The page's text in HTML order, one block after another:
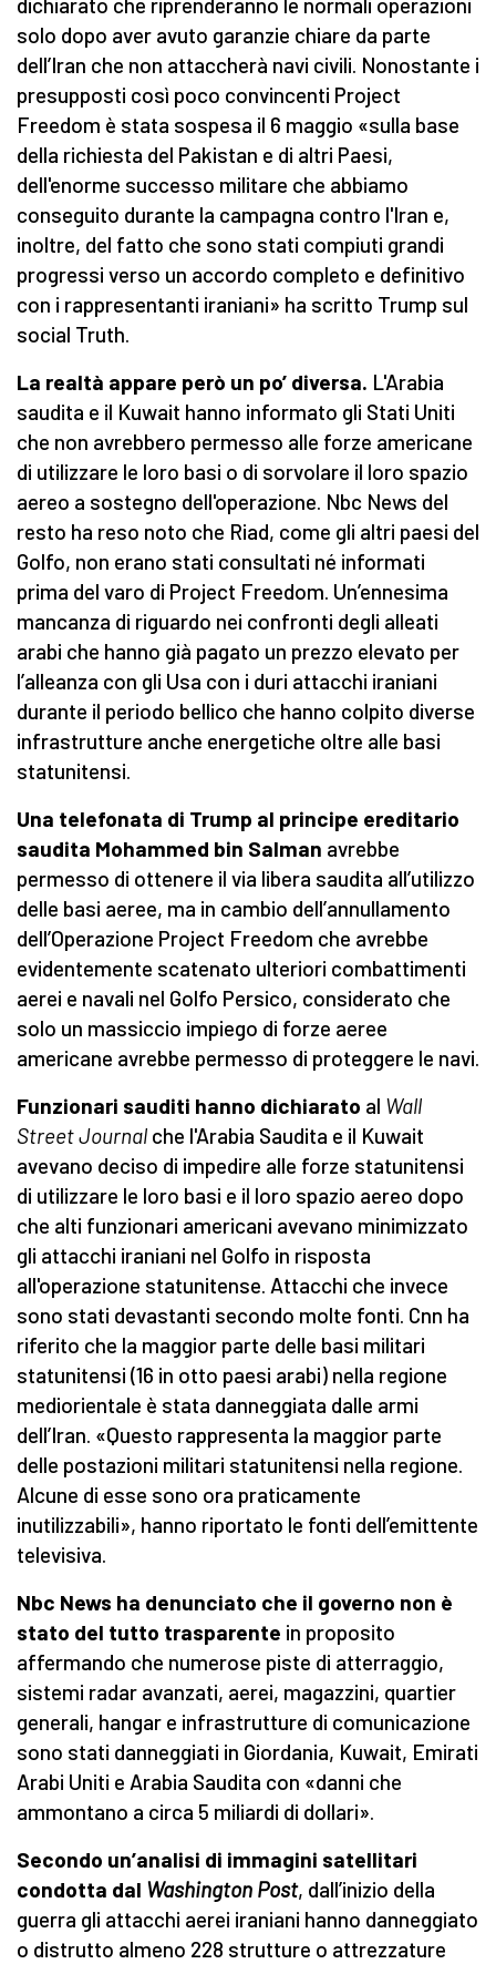
dichiarato che riprenderanno le normali operazioni
solo dopo aver avuto garanzie chiare da parte
dell’Iran che non attaccherà navi civili. Nonostante i
presupposti così poco convincenti Project
Freedom è stata sospesa il 6 maggio «sulla base
della richiesta del Pakistan e di altri Paesi,
dell'enorme successo militare che abbiamo
conseguito durante la campagna contro l'Iran e,
inoltre, del fatto che sono stati compiuti grandi
progressi verso un accordo completo e definitivo
con i rappresentanti iraniani» ha scritto Trump sul
social Truth.
La realtà appare però un po’ diversa. L'Arabia
saudita e il Kuwait hanno informato gli Stati Uniti
che non avrebbero permesso alle forze americane
di utilizzare le loro basi o di sorvolare il loro spazio
aereo a sostegno dell'operazione. Nbc News del
resto ha reso noto che Riad, come gli altri paesi del
Golfo, non erano stati consultati né informati
prima del varo di Project Freedom. Un’ennesima
mancanza di riguardo nei confronti degli alleati
arabi che hanno già pagato un prezzo elevato per
l’alleanza con gli Usa con i duri attacchi iraniani
durante il periodo bellico che hanno colpito diverse
infrastrutture anche energetiche oltre alle basi
statunitensi.
Una telefonata di Trump al principe ereditario
saudita Mohammed bin Salman avrebbe
permesso di ottenere il via libera saudita all’utilizzo
delle basi aeree, ma in cambio dell’annullamento
dell’Operazione Project Freedom che avrebbe
evidentemente scatenato ulteriori combattimenti
aerei e navali nel Golfo Persico, considerato che
solo un massiccio impiego di forze aeree
americane avrebbe permesso di proteggere le navi.
Funzionari sauditi hanno dichiarato al Wall
Street Journal che l'Arabia Saudita e il Kuwait
avevano deciso di impedire alle forze statunitensi
di utilizzare le loro basi e il loro spazio aereo dopo
che alti funzionari americani avevano minimizzato
gli attacchi iraniani nel Golfo in risposta
all'operazione statunitense. Attacchi che invece
sono stati devastanti secondo molte fonti. Cnn ha
riferito che la maggior parte delle basi militari
statunitensi (16 in otto paesi arabi) nella regione
mediorientale è stata danneggiata dalle armi
dell’Iran. «Questo rappresenta la maggior parte
delle postazioni militari statunitensi nella regione.
Alcune di esse sono ora praticamente
inutilizzabili», hanno riportato le fonti dell’emittente
televisiva.
Nbc News ha denunciato che il governo non è
stato del tutto trasparente in proposito
affermando che numerose piste di atterraggio,
sistemi radar avanzati, aerei, magazzini, quartier
generali, hangar e infrastrutture di comunicazione
sono stati danneggiati in Giordania, Kuwait, Emirati
Arabi Uniti e Arabia Saudita con «danni che
ammontano a circa 5 miliardi di dollari».
Secondo un’analisi di immagini satellitari
condotta dal Washington Post, dall’inizio della
guerra gli attacchi aerei iraniani hanno danneggiato
o distrutto almeno 228 strutture o attrezzature